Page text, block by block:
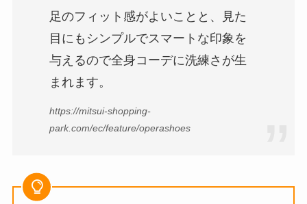
足のフィット感がよいことと、見た
目にもシンプルでスマートな印象を
与えるので全身コーデに洗練さが生
まれます。
https://mitsui-shopping-
park.com/ec/feature/operashoes